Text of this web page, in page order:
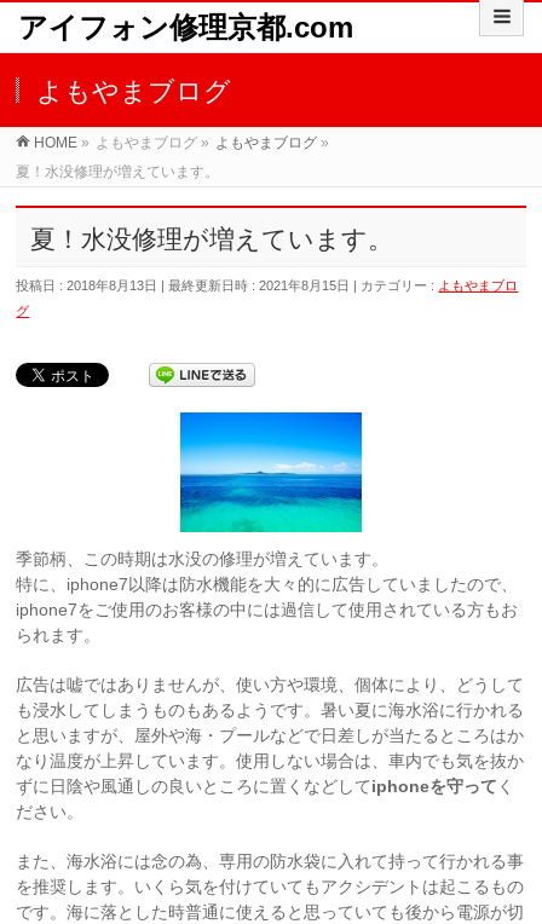
アイフォン修理京都.com
よもやまブログ
HOME » よもやまブログ » よもやまブログ »
夏！水没修理が増えています。
夏！水没修理が増えています。
投稿日 : 2018年8月13日 最終更新日時 : 2021年8月15日 カテゴリー : よもやまブロ
グ
季節柄、この時期は水没の修理が増えています。
特に、iphone7以降は防水機能を大々的に広告していましたので、
iphone7をご使用のお客様の中には過信して使用されている方もお
られます。
広告は嘘ではありませんが、使い方や環境、個体により、どうして
も浸水してしまうものもあるようです。暑い夏に海水浴に行かれる
と思いますが、屋外や海・プールなどで日差しが当たるところはか
なり温度が上昇しています。使用しない場合は、車内でも気を抜か
ずに日陰や風通しの良いところに置くなどしてiphoneを守って く
ださい。
また、海水浴には念の為、専用の防水袋に入れて持って行かれる事
を推奨します。いくら気を付けていてもアクシデントは起こるもの
です。海に落とした時普通に使えると思っていても後から電源が切